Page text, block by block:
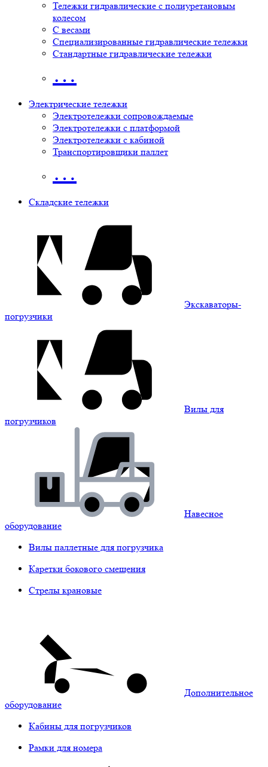
Тележки гидравлические с полиуретановым
колесом
С весами
Специализированные гидравлические тележки
Стандартные гидравлические тележки
…
Электрические тележки
Электротележки сопровождаемые
Электротележки с платформой
Электротележки с кабиной
Транспортировщики паллет
…
Складские тележки
Экскаваторы-
погрузчики
Вилы для
погрузчиков
Навесное
оборудование
Вилы паллетные для погрузчика
Каретки бокового смещения
Стрелы крановые
Дополнительное
оборудование
Кабины для погрузчиков
Рамки для номера